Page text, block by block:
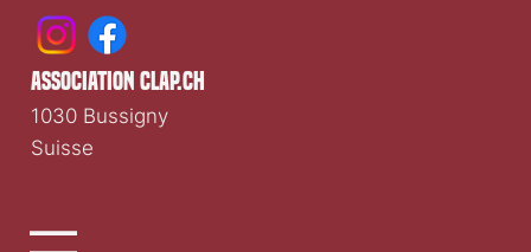
association clap.ch
1030 Bussigny
Suisse